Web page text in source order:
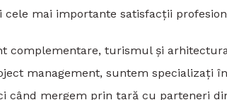
mai importante satisfacții
complementare, turismul și
management, suntem specializați
când mergem prin țară cu parteneri